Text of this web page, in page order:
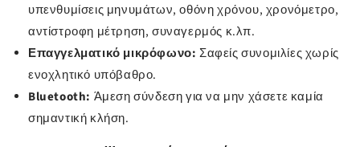
υπενθυμίσεις μηνυμάτων, οθόνη χρόνου, χρονόμετρο,
αντίστροφη μέτρηση, συναγερμός κ.λπ.
Επαγγελματικό μικρόφωνο: Σαφείς συνομιλίες χωρίς
ενοχλητικό υπόβαθρο.
Bluetooth: Άμεση σύνδεση για να μην χάσετε καμία
σημαντική κλήση.